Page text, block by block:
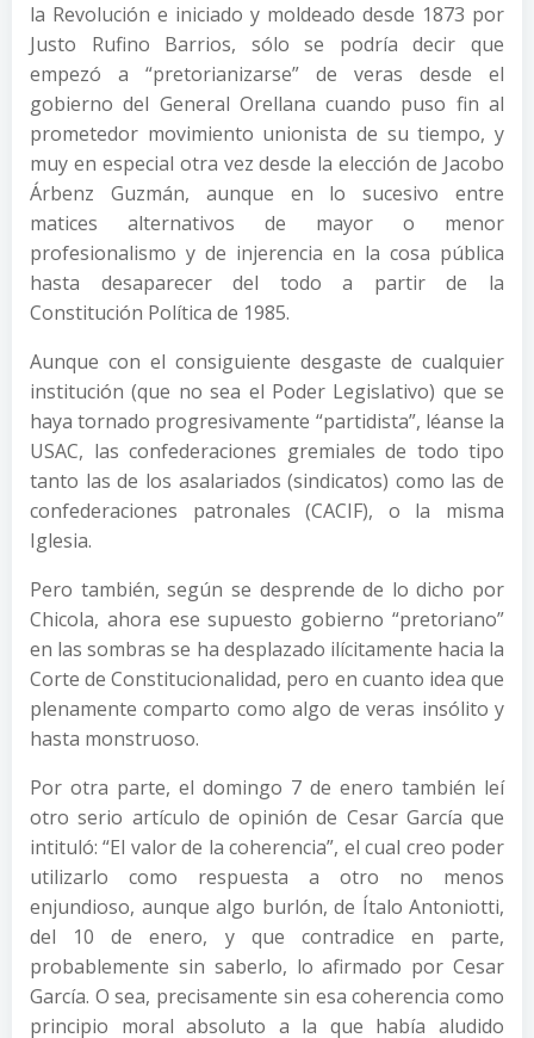
la Revolución e iniciado y moldeado desde 1873 por
Justo Rufino Barrios, sólo se podría decir que
empezó a “pretorianizarse” de veras desde el
gobierno del General Orellana cuando puso fin al
prometedor movimiento unionista de su tiempo, y
muy en especial otra vez desde la elección de Jacobo
Árbenz Guzmán, aunque en lo sucesivo entre
matices alternativos de mayor o menor
profesionalismo y de injerencia en la cosa pública
hasta desaparecer del todo a partir de la
Constitución Política de 1985.
Aunque con el consiguiente desgaste de cualquier
institución (que no sea el Poder Legislativo) que se
haya tornado progresivamente “partidista”, léanse la
USAC, las confederaciones gremiales de todo tipo
tanto las de los asalariados (sindicatos) como las de
confederaciones patronales (CACIF), o la misma
Iglesia.
Pero también, según se desprende de lo dicho por
Chicola, ahora ese supuesto gobierno “pretoriano”
en las sombras se ha desplazado ilícitamente hacia la
Corte de Constitucionalidad, pero en cuanto idea que
plenamente comparto como algo de veras insólito y
hasta monstruoso.
Por otra parte, el domingo 7 de enero también leí
otro serio artículo de opinión de Cesar García que
intituló: “El valor de la coherencia”, el cual creo poder
utilizarlo como respuesta a otro no menos
enjundioso, aunque algo burlón, de Ítalo Antoniotti,
del 10 de enero, y que contradice en parte,
probablemente sin saberlo, lo afirmado por Cesar
García. O sea, precisamente sin esa coherencia como
principio moral absoluto a la que había aludido